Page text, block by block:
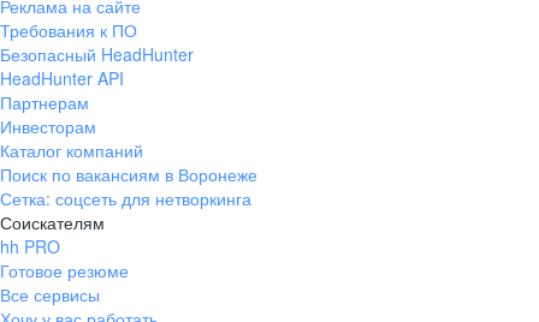
Реклама на сайте
Требования к ПО
Безопасный HeadHunter
HeadHunter API
Партнерам
Инвесторам
Каталог компаний
Поиск по вакансиям в Воронеже
Сетка: соцсеть для нетворкинга
Соискателям
hh PRO
Готовое резюме
Все сервисы